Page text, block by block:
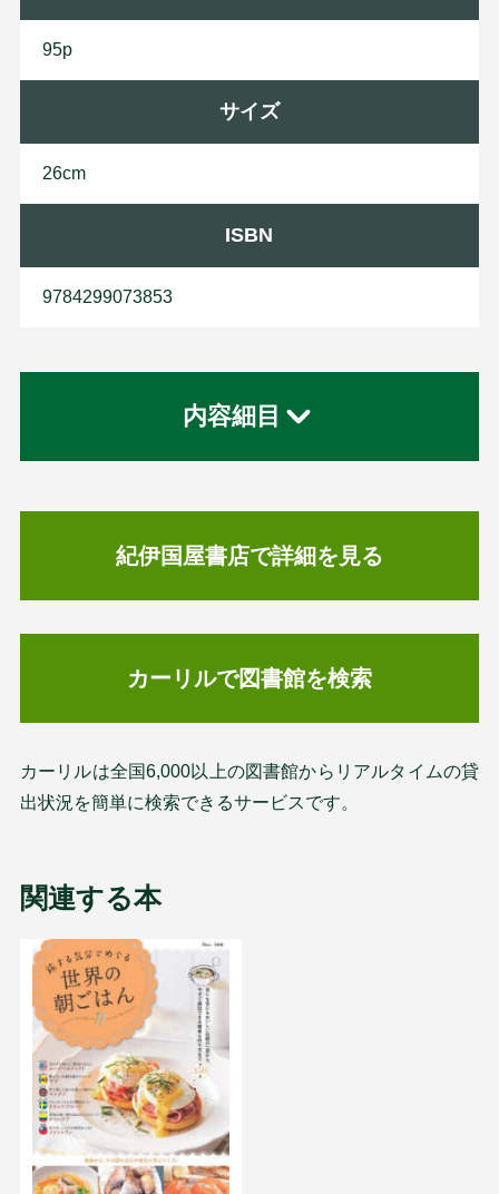
95p
サイズ
26cm
ISBN
9784299073853
内容細目
紀伊国屋書店で詳細を見る
カーリルで図書館を検索
カーリルは全国6,000以上の図書館からリアルタイムの貸
出状況を簡単に検索できるサービスです。
関連する本